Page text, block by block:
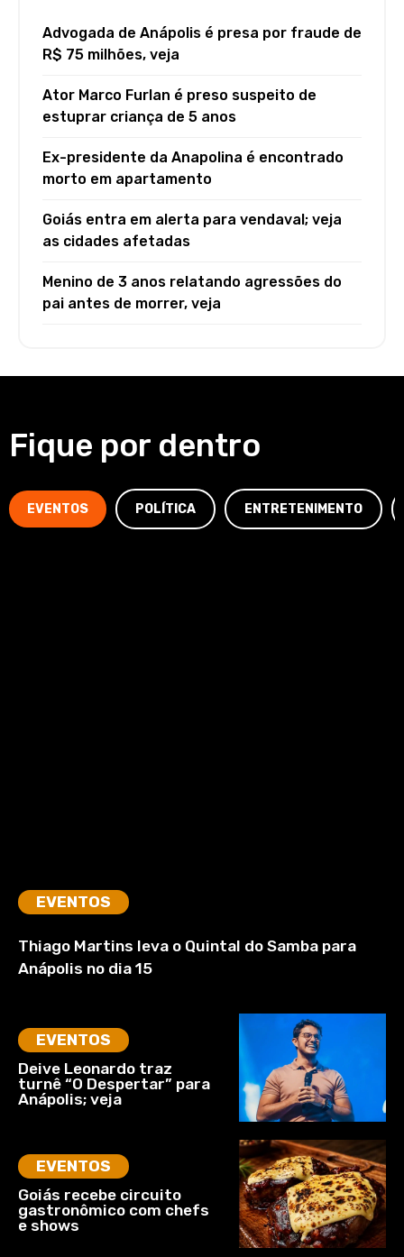
Advogada de Anápolis é presa por fraude de
R$ 75 milhões, veja
Ator Marco Furlan é preso suspeito de
estuprar criança de 5 anos
Ex-presidente da Anapolina é encontrado
morto em apartamento
Goiás entra em alerta para vendaval; veja
as cidades afetadas
Menino de 3 anos relatando agressões do
pai antes de morrer, veja
Fique por dentro
EVENTOS POLÍTICA ENTRETENIMENTO
EVENTOS
Thiago Martins leva o Quintal do Samba para
Anápolis no dia 15
EVENTOS
Deive Leonardo traz
turnê “O Despertar” para
Anápolis; veja
EVENTOS
Goiás recebe circuito
gastronômico com chefs
e shows